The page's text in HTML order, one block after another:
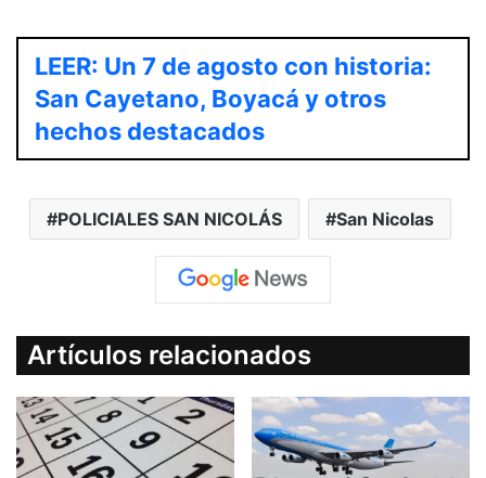
LEER: Un 7 de agosto con historia:
San Cayetano, Boyacá y otros
hechos destacados
POLICIALES SAN NICOLÁS San Nicolas
Artículos relacionados